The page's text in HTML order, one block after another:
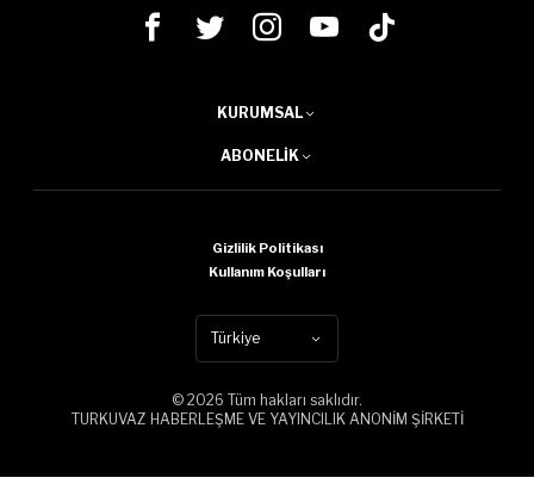
KURUMSAL
ABONELIK
Gizlilik Politikası
Kullanım Koşulları
Türkiye
© 2026 Tüm hakları saklıdır.
TURKUVAZ HABERLEŞME VE YAYINCILIK ANONİM ŞİRKETİ